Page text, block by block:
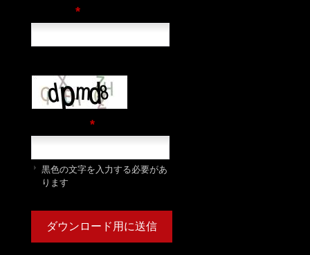
*
*
黒色の文字を入力する必要があ
ります